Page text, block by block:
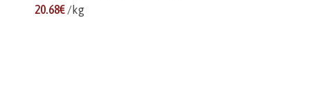
20.68€ /kg